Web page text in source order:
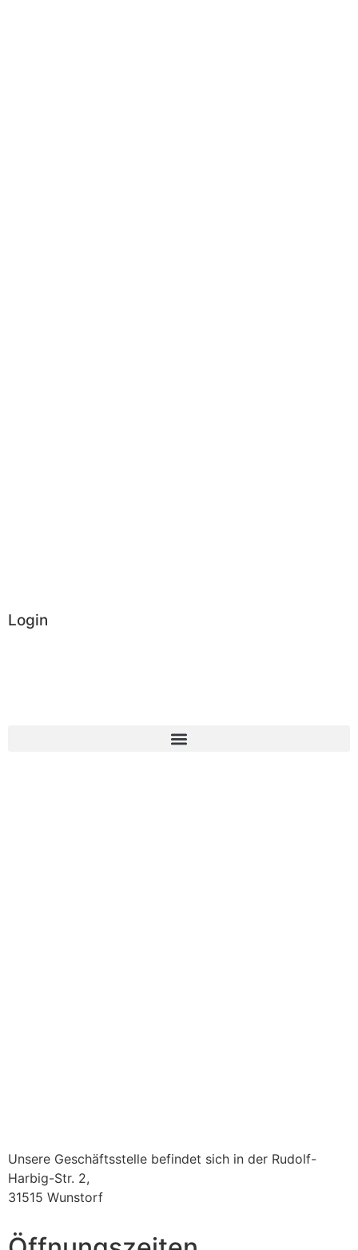
Login
Unsere Geschäftsstelle befindet sich in der Rudolf-
Harbig-Str. 2,
31515 Wunstorf